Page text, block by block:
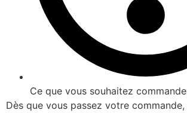
Ce que vous souhaitez
Dès que vous passez votre